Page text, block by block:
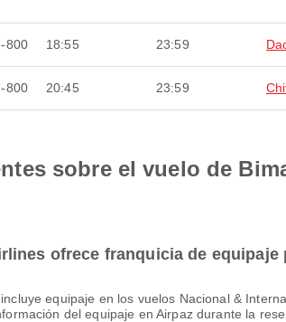
800 18:55 23:59
800 20:45 23:59
sobre el vuelo de
ofrece franquicia de
del equipaje en Airpaz durante la